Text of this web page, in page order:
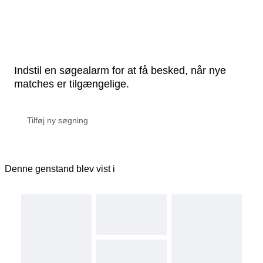
Indstil en søgealarm for at få besked, når nye
matches er tilgængelige.
Denne genstand blev vist i